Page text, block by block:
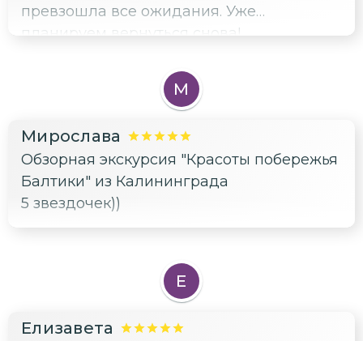
превзошла все ожидания. Уже
планируем вернуться снова!
М
Мирослава
Обзорная экскурсия "Красоты побережья
Балтики" из Калининграда
5 звездочек))
Е
Елизавета